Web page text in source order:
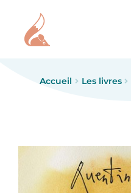
Accueil Les livres